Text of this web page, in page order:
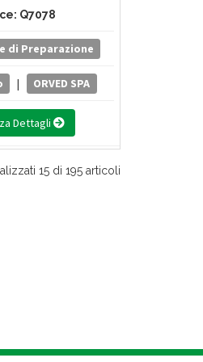
A 10 Programmi
Da 12 Mc/h
Q7078
di Preparazione
| ORVED SPA
Dettagli
15 di 195 articoli